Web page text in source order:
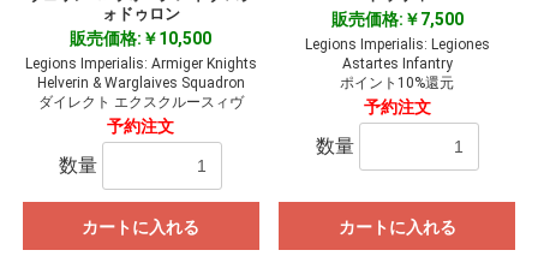
ォドゥロン
販売価格:￥10,500
Legions Imperialis: Armiger Knights
Helverin & Warglaives Squadron
ダイレクト エクスクルースィヴ
予約注文
数量
カートに入れる
販売価格:￥7,500
Legions Imperialis: Legiones
Astartes Infantry
ポイント10%還元
予約注文
数量
カートに入れる
お買い物を続ける カートへ進む